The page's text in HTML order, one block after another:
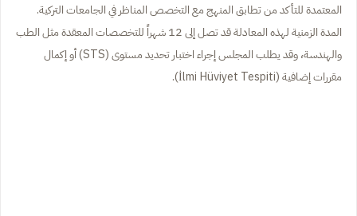
المعتمدة للتأكد من تطابق المنهج مع التخصص المناظر في الجامعات التركية.
المدة الزمنية لهذه المعادلة قد تصل إلى 12 شهراً للتخصصات المعقدة مثل الطب
والهندسة، وقد يطلب المجلس إجراء اختبار تحديد مستوى (STS) أو إكمال
مقررات إضافية (İlmi Hüviyet Tespiti).